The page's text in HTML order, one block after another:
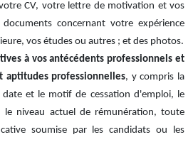
CV, votre lettre de motivation et vos
concernant votre expérience
vos études ou autres ; et des photos.
à vos antécédents professionnels et
aptitudes professionnelles, y compris la
et le motif de cessation d'emploi, le
le niveau actuel de rémunération, toute
soumise par les candidats ou les